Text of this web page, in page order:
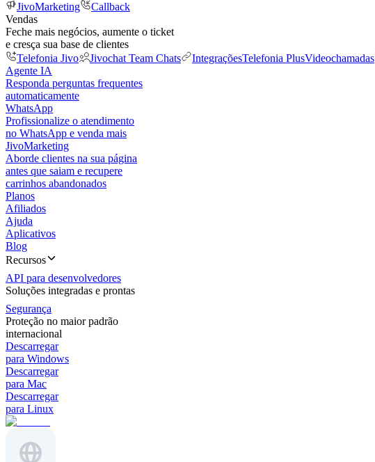
JivoMarketing
Callback
Vendas
Feche mais negócios, aumente o ticket
e cresça sua base de clientes
Telefonia Jivo
Jivochat Team Chats IntegraçõesTelefonia PlusVideochamadas
Agente IA
Responda perguntas frequentes
automaticamente
WhatsApp
Profissionalize o atendimento
no WhatsApp e venda mais
JivoMarketing
Aborde clientes na sua página
antes que saiam e recupere
carrinhos abandonados
Planos
Afiliados
Ajuda
Aplicativos
Blog
Recursos
API para desenvolvedores
Soluções integradas e prontas
Segurança
Proteção no maior padrão
internacional
Descarregar
para Windows
Descarregar
para Mac
Descarregar
para Linux